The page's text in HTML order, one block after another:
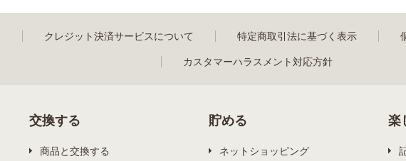
クレジット決済サービスについて 特定商取引法に基づく表示
カスタマーハラスメント対応方針
交換する
商品と交換する
貯める
ネットショッピング
楽